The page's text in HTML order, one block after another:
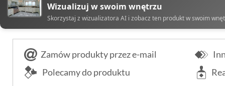
Wizualizuj w swoim wnętrzu
Skorzystaj z wizualizatora AI i zobacz ten produkt w swoim
Zamów produkty przez e-mail
Polecamy do produktu